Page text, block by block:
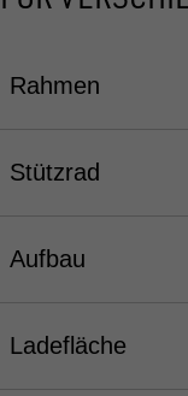
Rahmen
Stützrad
Aufbau
Ladefläche